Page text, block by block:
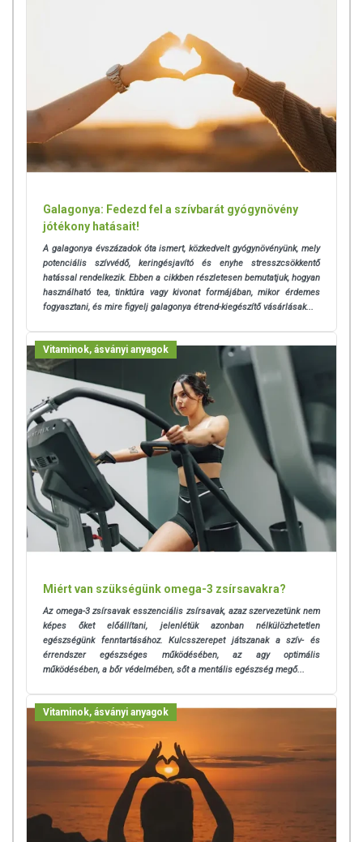
Galagonya: Fedezd fel a szívbarát gyógynövény
jótékony hatásait!
A galagonya évszázadok óta ismert, közkedvelt gyógynövényünk, mely
potenciális szívvédő, keringésjavító és enyhe stresszcsökkentő
hatással rendelkezik.Ebben a cikkben részletesen bemutatjuk, hogyan
használható tea, tinktúra vagy kivonat formájában, mikor érdemes
fogyasztani, és mire figyelj galagonya étrend-kiegészítő vásárlásak...
Vitaminok, ásványi anyagok
Miért van szükségünk omega-3 zsírsavakra?
Az omega-3 zsírsavak esszenciális zsírsavak, azaz szervezetünk nem
képes őket előállítani, jelenlétük azonban nélkülözhetetlen
egészségünk fenntartásához. Kulcsszerepet játszanak a szív- és
érrendszer egészséges működésében, az agy optimális
működésében, a bőr védelmében, sőt a mentális egészség megő...
Vitaminok, ásványi anyagok